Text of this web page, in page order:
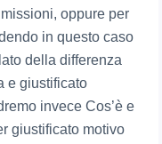
oppure per
in questo caso
della differenza
e giustificato
invece Cos’è e
giustificato motivo